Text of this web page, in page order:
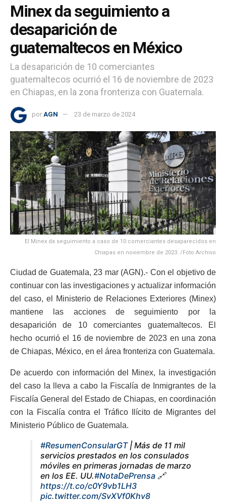
Minex da seguimiento a
desaparición de
guatemaltecos en México
La desaparición de 10 comerciantes
guatemaltecos ocurrió el 16 de noviembre de 2023
en Chiapas, en la zona fronteriza con Guatemala.
por AGN 23 de marzo de 2024
El Minex da seguimiento a caso de 10 comerciantes desaparecidos en
Chiapas en noviembre de 2023. /Foto Archivo
Ciudad de Guatemala, 23 mar (AGN).- Con el objetivo de
continuar con las investigaciones y actualizar información
del caso, el Ministerio de Relaciones Exteriores (Minex)
mantiene las acciones de seguimiento por la
desaparición de 10 comerciantes guatemaltecos. El
hecho ocurrió el 16 de noviembre de 2023 en una zona
de Chiapas, México, en el área fronteriza con Guatemala.
De acuerdo con información del Minex, la investigación
del caso la lleva a cabo la Fiscalía de Inmigrantes de la
Fiscalía General del Estado de Chiapas, en coordinación
con la Fiscalía contra el Tráfico Ilícito de Migrantes del
Ministerio Público de Guatemala.
#ResumenConsularGT| Más de 11 mil
servicios prestados en los consulados
móviles en primeras jornadas de marzo
en los EE. UU.#NotaDePrensa 🔗
https://t.co/c0Y9vb1LH3
pic.twitter.com/SvXVf0Khv8